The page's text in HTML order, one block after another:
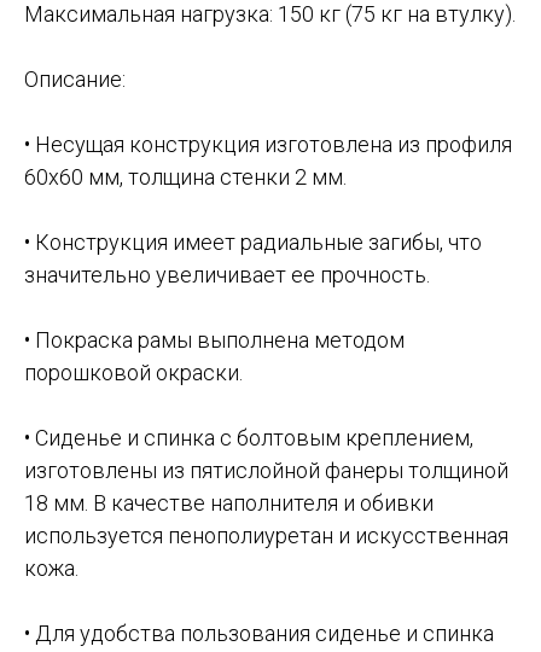
Максимальная нагрузка: 150 кг (75 кг на втулку).
Описание:
• Несущая конструкция изготовлена из профиля
60х60 мм, толщина стенки 2 мм.
• Конструкция имеет радиальные загибы, что
значительно увеличивает ее прочность.
• Покраска рамы выполнена методом
порошковой окраски.
• Сиденье и спинка с болтовым креплением,
изготовлены из пятислойной фанеры толщиной
18 мм. В качестве наполнителя и обивки
используется пенополиуретан и искусственная
кожа.
• Для удобства пользования сиденье и спинка